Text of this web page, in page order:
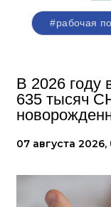
#рабочая
В 2026 году
635 тысяч
07 августа 2026,